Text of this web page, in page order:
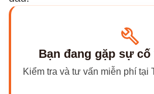
Bạn đang gặp sự
Kiểm tra và tư vấn miễn phí tại